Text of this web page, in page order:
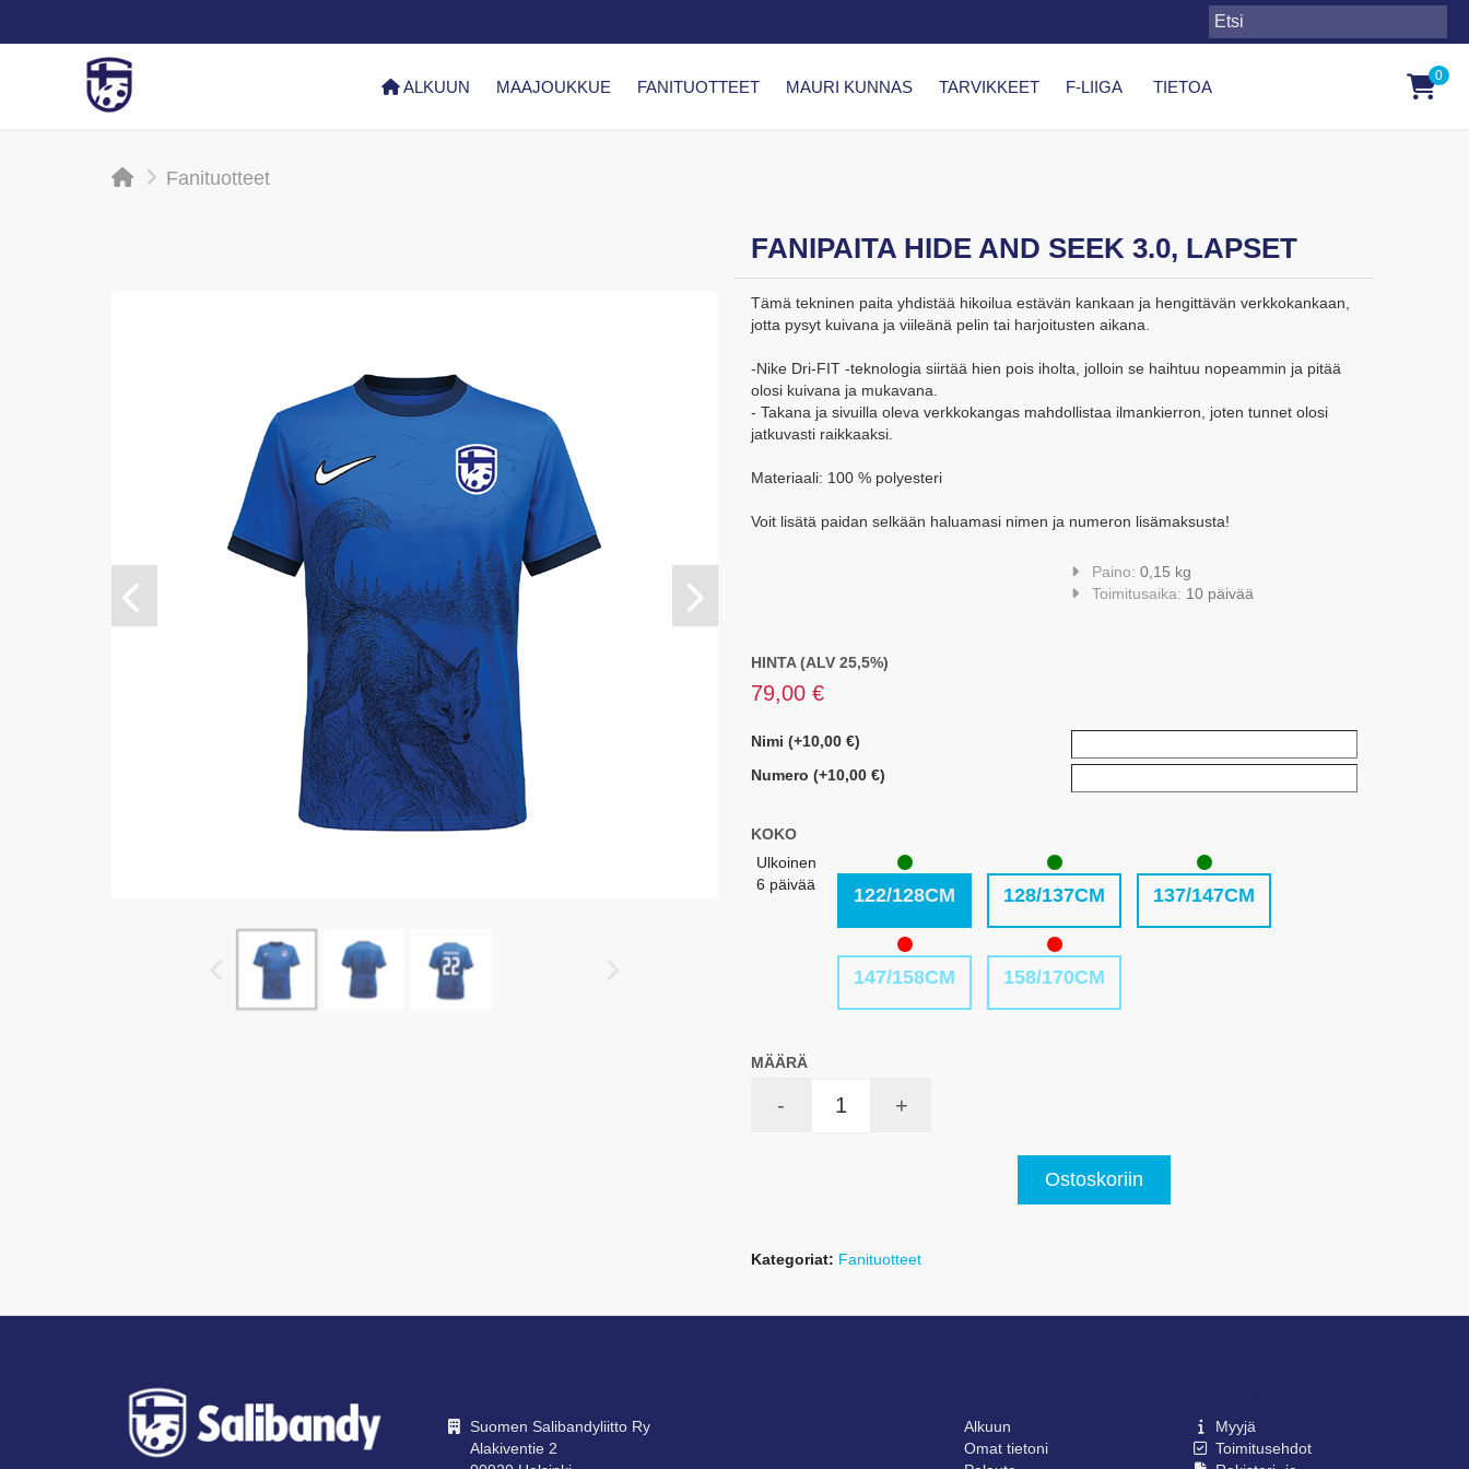
0
ALKUUN MAAJOUKKUE FANITUOTTEET MAURI KUNNAS TARVIKKEET F-LIIGA TIETOA
Fanituotteet
FANIPAITA HIDE AND SEEK 3.0, LAPSET
Tämä tekninen paita yhdistää hikoilua estävän kankaan ja hengittävän verkkokankaan,
jotta pysyt kuivana ja viileänä pelin tai harjoitusten aikana.
-Nike Dri-FIT -teknologia siirtää hien pois iholta, jolloin se haihtuu nopeammin ja pitää
olosi kuivana ja mukavana.
- Takana ja sivuilla oleva verkkokangas mahdollistaa ilmankierron, joten tunnet olosi
jatkuvasti raikkaaksi.
Materiaali: 100 % polyesteri
Voit lisätä paidan selkään haluamasi nimen ja numeron lisämaksusta!
Paino: 0,15 kg
Toimitusaika: 10 päivää
HINTA (ALV 25,5%)
79,00 €
Nimi (+10,00 €)
Numero (+10,00 €)
KOKO
Ulkoinen
6 päivää
122/128CM 128/137CM 137/147CM
147/158CM 158/170CM
MÄÄRÄ
- +
Ostoskoriin
Kategoriat: Fanituotteet
Suomen Salibandyliitto Ry
Alakiventie 2
Alkuun
Omat tietoni
Myyjä
Toimitusehdot